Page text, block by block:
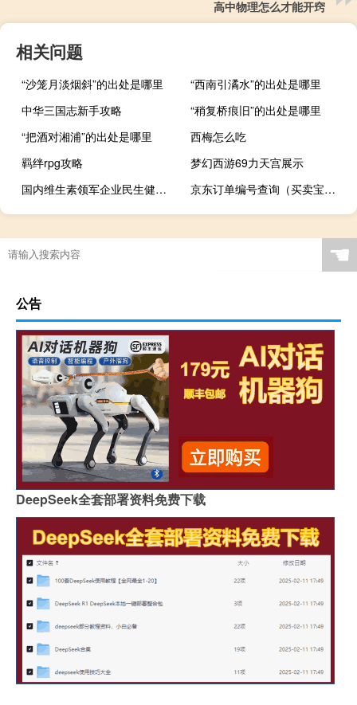
高中物理怎么才能开窍
相关问题
“沙笼月淡烟斜”的出处是哪里
“西南引潏水”的出处是哪里
中华三国志新手攻略
“稍复桥痕旧”的出处是哪里
“把酒对湘浦”的出处是哪里
西梅怎么吃
羁绊rpg攻略
梦幻西游69力天宫展示
国内维生素领军企业民生健康成功登陆创业板
京东订单编号查询（买卖宝订单查询）
☚
公告
DeepSeek全套部署资料免费下载